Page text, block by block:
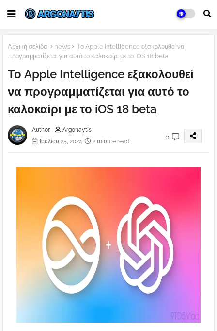
Αρχική σελίδα news
Το Apple Intelligence εξακολουθεί να
προγραμματίζεται για αυτό το καλοκαίρι με το iOS 18 beta
Το Apple Intelligence εξακολουθεί
να προγραμματίζεται για αυτό το
καλοκαίρι με το iOS 18 beta
Author -
Argonaytis
Ιουλίου 25, 2024
2 minute read
0